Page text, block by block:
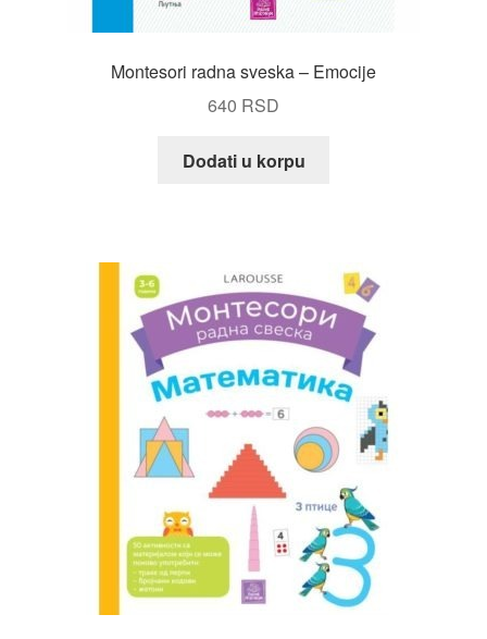
Montesori radna sveska – Emocije
640 RSD
Dodati u korpu